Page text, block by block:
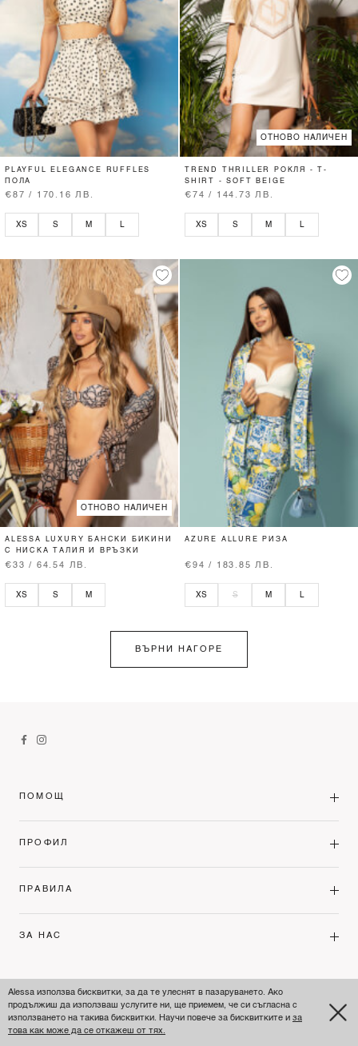
PLAYFUL ELEGANCE RUFFLES
ПОЛА
€87 / 170.16 ЛВ.
XS S M L
ОТНОВО НАЛИЧЕН
TREND THRILLER РОКЛЯ - T-
SHIRT - SOFT BEIGE
€74 / 144.73 ЛВ.
XS S M L
ОТНОВО НАЛИЧЕН
ALESSA LUXURY БАНСКИ БИКИНИ
С НИСКА ТАЛИЯ И ВРЪЗКИ
€33 / 64.54 ЛВ.
XS S M
AZURE ALLURE РИЗА
€94 / 183.85 ЛВ.
XS S M
ВЪРНИ НАГОРЕ
Alessa използва бисквитки, за да те улеснят в пазаруването. Ако
продължиш да използваш услугите ни, ще приемем, че си съгласна с
използването на такива бисквитки. Научи повече за бисквитките и за
това как може да се откажеш от тях.
ПОМОЩ
ПРОФИЛ
ПРАВИЛА
ЗА НАС
BULGARIA'S PREMIUM FASHION LEADER
© ALESSA 2026